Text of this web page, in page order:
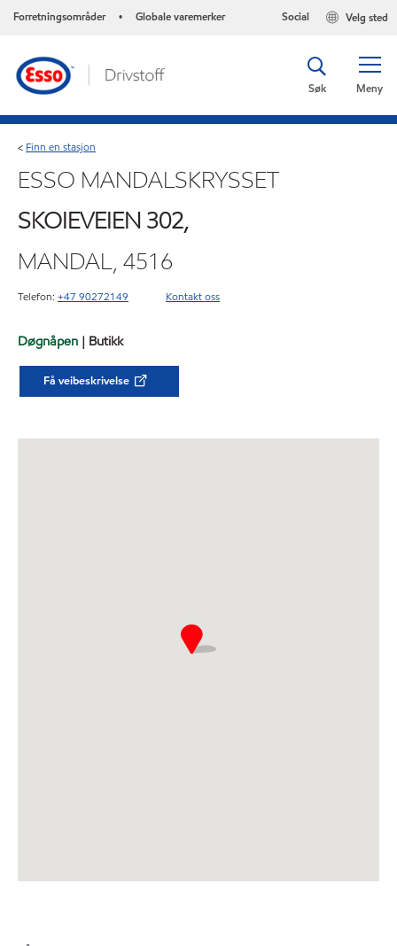
Forretningsområder • Globale varemerker Velg sted
Social
Meny
Søk
< Finn en stasjon
ESSO MANDALSKRYSSET
SKOIEVEIEN 302,
MANDAL, 4516
Telefon: +47 90272149 Kontakt oss
Døgnåpen | Butikk
Få veibeskrivelse